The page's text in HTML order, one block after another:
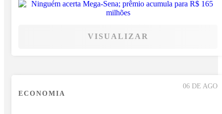
VISUALIZAR
06 DE AGO
ECONOMIA